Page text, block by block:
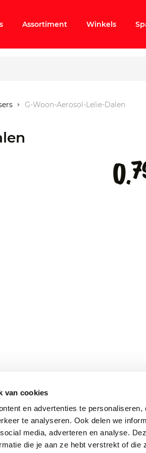
van cookies
en advertenties te
te analyseren. Ook delen we
media, adverteren en analyse.
die je aan ze hebt verstrekt of die
Assortiment Winkels
G-Woon-Aerosol-Lelie-Dalen
0.
nieuwsbrief